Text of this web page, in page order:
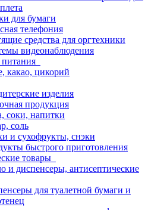
для бумаги
телефония
средства для оргтехники
видеонаблюдения
какао, цикорий
изделия
продукция
соки, напитки
соль
и сухофрукты, снэки
быстрого приготовления
товары
и диспенсеры, антисептические
для туалетной бумаги и